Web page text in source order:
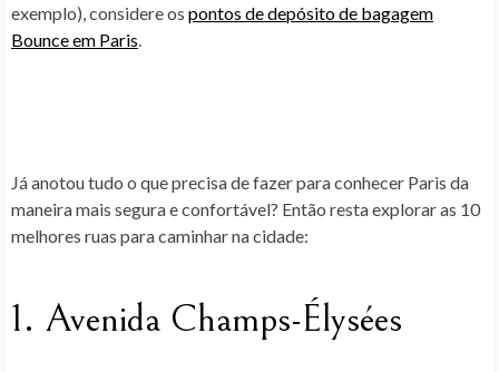
exemplo), considere os pontos de depósito de bagagem
Bounce em Paris
Já anotou tudo o que precisa de fazer para conhecer Paris da
maneira mais segura e confortável? Então resta explorar as 10
melhores ruas para caminhar na cidade:
1. Avenida Champs-Élysées